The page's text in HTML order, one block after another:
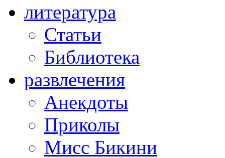
литература
Статьи
Библиотека
развлечения
Анекдоты
Приколы
Мисс Бикини